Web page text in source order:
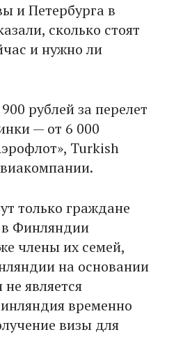
и Петербурга в
сколько стоят
и нужно ли
рублей за перелет
— от 6 000
Turkish
только граждане
Финляндии
члены их семей,
на основании
является
временно
визы для